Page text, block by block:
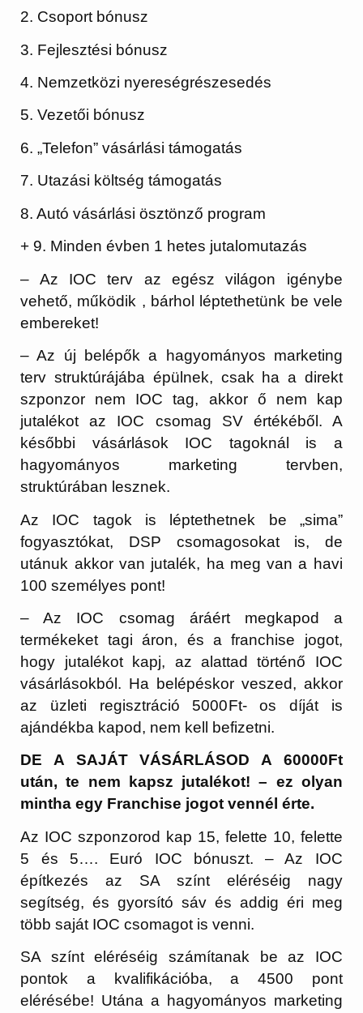
2. Csoport bónusz
3. Fejlesztési bónusz
4. Nemzetközi nyereségrészesedés
5. Vezetői bónusz
6. „Telefon” vásárlási támogatás
7. Utazási költség támogatás
8. Autó vásárlási ösztönző program
+ 9. Minden évben 1 hetes jutalomutazás
– Az IOC terv az egész világon igénybe
vehető, működik , bárhol léptethetünk be vele
embereket!
– Az új belépők a hagyományos marketing
terv struktúrájába épülnek, csak ha a direkt
szponzor nem IOC tag, akkor ő nem kap
jutalékot az IOC csomag SV értékéből. A
későbbi vásárlások IOC tagoknál is a
hagyományos marketing tervben,
struktúrában lesznek.
Az IOC tagok is léptethetnek be „sima”
fogyasztókat, DSP csomagosokat is, de
utánuk akkor van jutalék, ha meg van a havi
100 személyes pont!
– Az IOC csomag áráért megkapod a
termékeket tagi áron, és a franchise jogot,
hogy jutalékot kapj, az alattad történő IOC
vásárlásokból. Ha belépéskor veszed, akkor
az üzleti regisztráció 5000Ft- os díját is
ajándékba kapod, nem kell befizetni.
DE A SAJÁT VÁSÁRLÁSOD A 60000Ft
után, te nem kapsz jutalékot! – ez olyan
mintha egy Franchise jogot vennél érte.
Az IOC szponzorod kap 15, felette 10, felette
5 és 5…. Euró IOC bónuszt. – Az IOC
építkezés az SA színt eléréséig nagy
segítség, és gyorsító sáv és addig éri meg
több saját IOC csomagot is venni.
SA színt eléréséig számítanak be az IOC
pontok a kvalifikációba, a 4500 pont
elérésébe! Utána a hagyományos marketing